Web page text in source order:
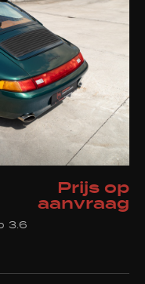
Prijs op
aanvraag
3.6